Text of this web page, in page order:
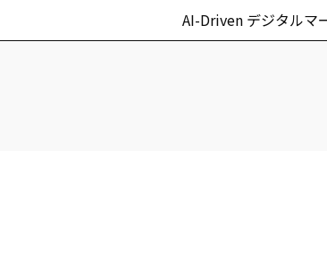
AI-Driven デジタルマ